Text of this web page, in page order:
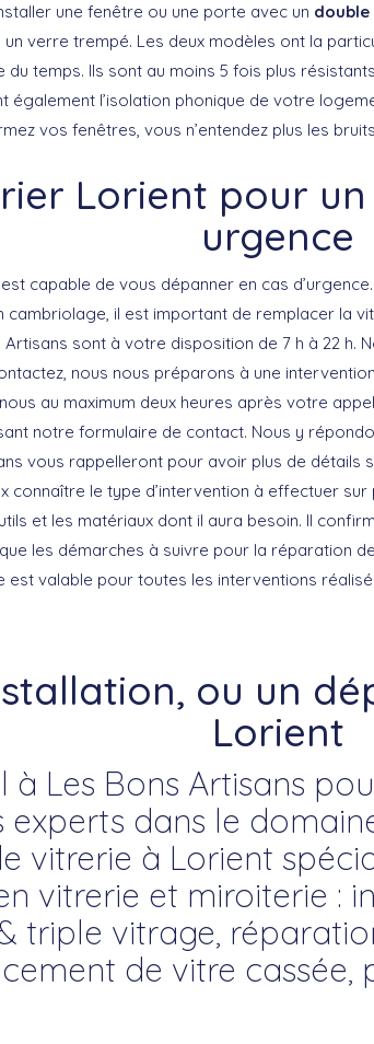
une fenêtre ou une porte avec un
verre trempé. Les deux modèles ont la
du temps. Ils sont au moins 5 fois plus
également l’isolation phonique de votre
vos fenêtres, vous n’entendez plus les
Lorient pour
urgence
capable de vous dépanner en cas
cambriolage, il est important de remplacer la
sont à votre disposition de 7 h à 22 h.
nous nous préparons à une
au maximum deux heures après votre
notre formulaire de contact. Nous y
vous rappelleront pour avoir plus de détails
connaître le type d’intervention à effectuer
et les matériaux dont il aura besoin. Il
les démarches à suivre pour la réparation
est valable pour toutes les interventions
ou un
Lorient
à Les Bons Artisans
experts dans le
vitrerie à Lorient
vitrerie et miroiterie :
triple vitrage,
de vitre cassée,